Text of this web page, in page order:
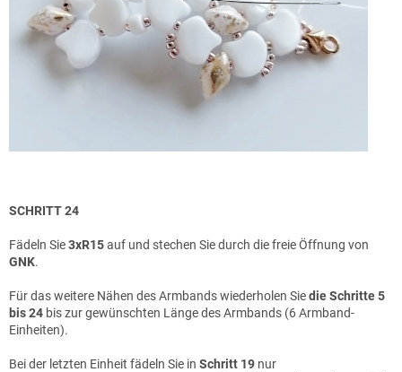
SCHRITT 24
Fädeln Sie3xR15auf und stechen Sie durch die freie Öffnung von
GNK.
Für das weitere Nähen des Armbands wiederholen Siedie Schritte 5
bis 24 bis zur gewünschten Länge des Armbands (6 Armband-
Einheiten).
Bei der letzten Einheit fädeln Sie in Schritt 19 nur